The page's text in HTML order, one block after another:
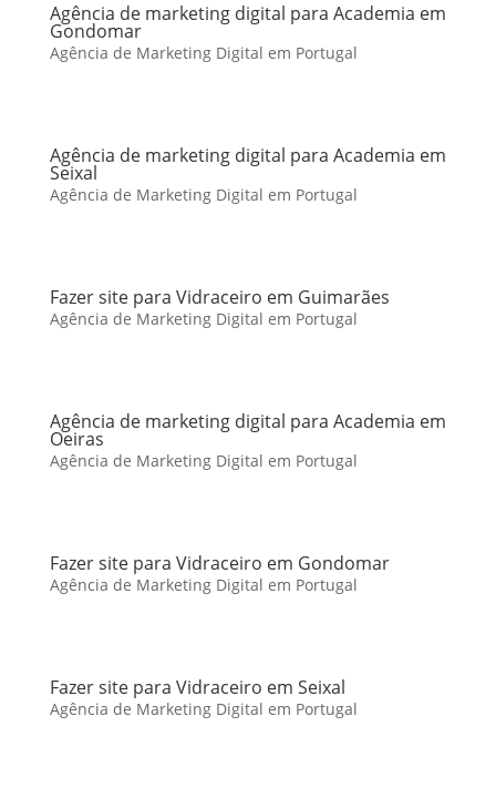
Agência de marketing digital para Academia em
Gondomar
Agência de Marketing Digital em Portugal
Agência de marketing digital para Academia em
Seixal
Agência de Marketing Digital em Portugal
Fazer site para Vidraceiro em Guimarães
Agência de Marketing Digital em Portugal
Agência de marketing digital para Academia em
Oeiras
Agência de Marketing Digital em Portugal
Fazer site para Vidraceiro em Gondomar
Agência de Marketing Digital em Portugal
Fazer site para Vidraceiro em Seixal
Agência de Marketing Digital em Portugal